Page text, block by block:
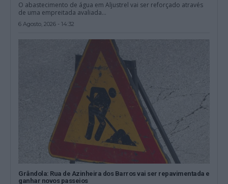
O abastecimento de água em Aljustrel vai ser reforçado através
de uma empreitada avaliada...
6 Agosto, 2026 - 14:32
Grândola: Rua de Azinheira dos Barros vai ser repavimentada e
ganhar novos passeios